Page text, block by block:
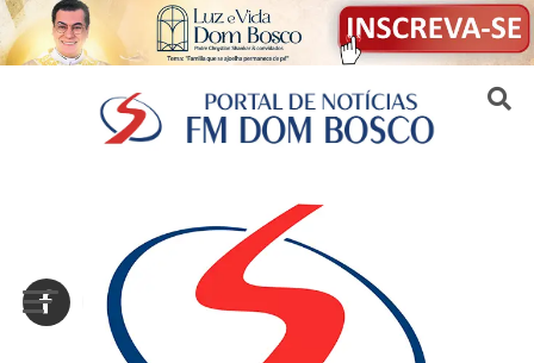
Sair da versão mobile